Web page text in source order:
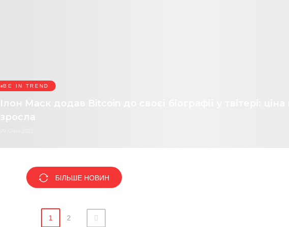
BE IN TREND
Ілон Маск додав Bitcoin до своєї біографії у твітері: ціна
зросла
БІЛЬШЕ НОВИН
1 2